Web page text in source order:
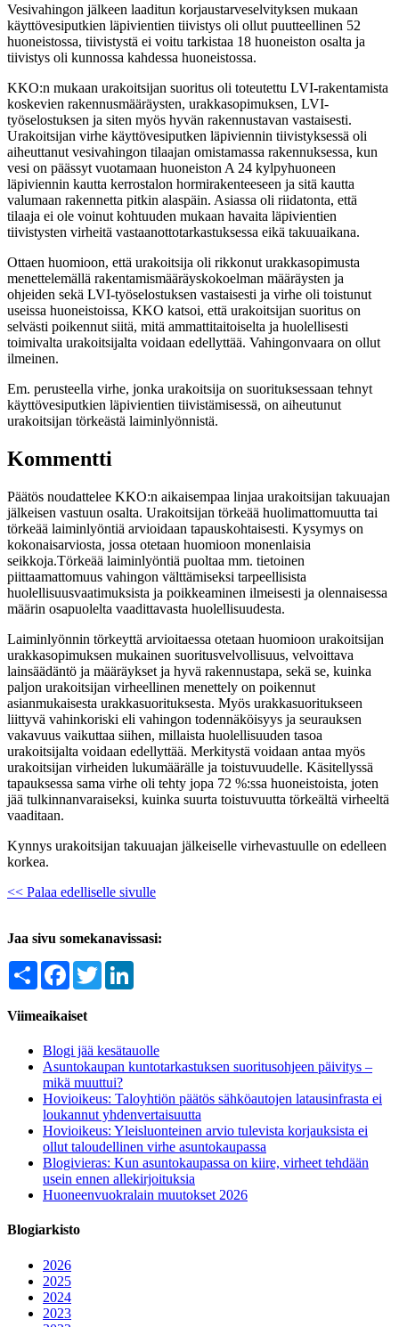
Vesivahingon jälkeen laaditun korjaustarveselvityksen mukaan
käyttövesiputkien läpivientien tiivistys oli ollut puutteellinen 52
huoneistossa, tiivistystä ei voitu tarkistaa 18 huoneiston osalta ja
tiivistys oli kunnossa kahdessa huoneistossa.
KKO:n mukaan urakoitsijan suoritus oli toteutettu LVI-rakentamista
koskevien rakennusmääräysten, urakkasopimuksen, LVI-
työselostuksen ja siten myös hyvän rakennustavan vastaisesti.
Urakoitsijan virhe käyttövesiputken läpiviennin tiivistyksessä oli
aiheuttanut vesivahingon tilaajan omistamassa rakennuksessa, kun
vesi on päässyt vuotamaan huoneiston A 24 kylpyhuoneen
läpiviennin kautta kerrostalon hormirakenteeseen ja sitä kautta
valumaan rakennetta pitkin alaspäin. Asiassa oli riidatonta, että
tilaaja ei ole voinut kohtuuden mukaan havaita läpivientien
tiivistysten virheitä vastaanottotarkastuksessa eikä takuuaikana.
Ottaen huomioon, että urakoitsija oli rikkonut urakkasopimusta
menettelemällä rakentamismääräyskokoelman määräysten ja
ohjeiden sekä LVI-työselostuksen vastaisesti ja virhe oli toistunut
useissa huoneistoissa, KKO katsoi, että urakoitsijan suoritus on
selvästi poikennut siitä, mitä ammattitaitoiselta ja huolellisesti
toimivalta urakoitsijalta voidaan edellyttää. Vahingonvaara on ollut
ilmeinen.
Em. perusteella virhe, jonka urakoitsija on suorituksessaan tehnyt
käyttövesiputkien läpivientien tiivistämisessä, on aiheutunut
urakoitsijan törkeästä laiminlyönnistä.
Kommentti
Päätös noudattelee KKO:n aikaisempaa linjaa urakoitsijan takuuajan
jälkeisen vastuun osalta. Urakoitsijan törkeää huolimattomuutta tai
törkeää laiminlyöntiä arvioidaan tapauskohtaisesti. Kysymys on
kokonaisarviosta, jossa otetaan huomioon monenlaisia
seikkoja.Törkeää laiminlyöntiä puoltaa mm. tietoinen
piittaamattomuus vahingon välttämiseksi tarpeellisista
huolellisuusvaatimuksista ja poikkeaminen ilmeisesti ja olennaisessa
määrin osapuolelta vaadittavasta huolellisuudesta.
Laiminlyönnin törkeyttä arvioitaessa otetaan huomioon urakoitsijan
urakkasopimuksen mukainen suoritusvelvollisuus, velvoittava
lainsäädäntö ja määräykset ja hyvä rakennustapa, sekä se, kuinka
paljon urakoitsijan virheellinen menettely on poikennut
asianmukaisesta urakkasuorituksesta. Myös urakkasuoritukseen
liittyvä vahinkoriski eli vahingon todennäköisyys ja seurauksen
vakavuus vaikuttaa siihen, millaista huolellisuuden tasoa
urakoitsijalta voidaan edellyttää. Merkitystä voidaan antaa myös
urakoitsijan virheiden lukumäärälle ja toistuvuudelle. Käsitellyssä
tapauksessa sama virhe oli tehty jopa 72 %:ssa huoneistoista, joten
jää tulkinnanvaraiseksi, kuinka suurta toistuvuutta törkeältä virheeltä
vaaditaan.
Kynnys urakoitsijan takuuajan jälkeiselle virhevastuulle on edelleen
korkea.
<< Palaa edelliselle sivulle
Jaa sivu somekanavissasi:
Share FacebookTwitter
Viimeaikaiset
Blogi jää kesätauolle
Asuntokaupan kuntotarkastuksen suoritusohjeen päivitys –
mikä muuttui?
Hovioikeus: Taloyhtiön päätös sähköautojen latausinfrasta ei
loukannut yhdenvertaisuutta
Hovioikeus: Yleisluonteinen arvio tulevista korjauksista ei
ollut taloudellinen virhe asuntokaupassa
Blogivieras: Kun asuntokaupassa on kiire, virheet tehdään
usein ennen allekirjoituksia
Huoneenvuokralain muutokset 2026
Blogiarkisto
2026
2025
2024
2023